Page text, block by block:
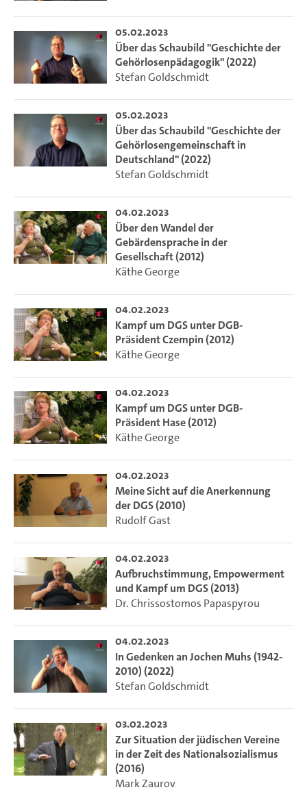
05.02.2023
Über das Schaubild "Geschichte der
Gehörlosenpädagogik" (2022)
Stefan Goldschmidt
05.02.2023
Über das Schaubild "Geschichte der
Gehörlosengemeinschaft in
Deutschland" (2022)
Stefan Goldschmidt
04.02.2023
Über den Wandel der
Gebärdensprache in der
Gesellschaft (2012)
Käthe George
04.02.2023
Kampf um DGS unter DGB-
Präsident Czempin (2012)
Käthe George
04.02.2023
Kampf um DGS unter DGB-
Präsident Hase (2012)
Käthe George
04.02.2023
Meine Sicht auf die Anerkennung
der DGS (2010)
Rudolf Gast
04.02.2023
Aufbruchstimmung, Empowerment
und Kampf um DGS (2013)
Dr. Chrissostomos Papaspyrou
04.02.2023
In Gedenken an Jochen Muhs (1942-
2010) (2022)
Stefan Goldschmidt
03.02.2023
Zur Situation der jüdischen Vereine
in der Zeit des Nationalsozialismus
(2016)
Mark Zaurov